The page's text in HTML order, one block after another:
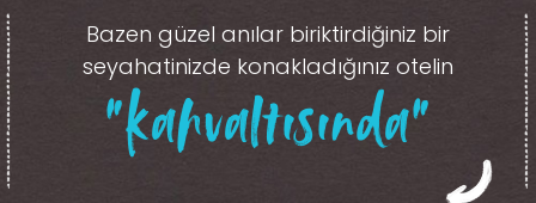
Bazen güzel anılar biriktirdiğiniz bir
seyahatinizde konakladığınız otelin
“kahvaltısında”